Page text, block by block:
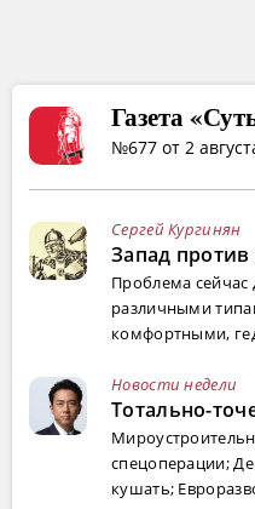
Газета
№677 от 2
Сергей Кургинян
Запад против
Проблема сейчас
различными
комфортными,
Новости недели
Тотально-
спецоперации;
кушать;